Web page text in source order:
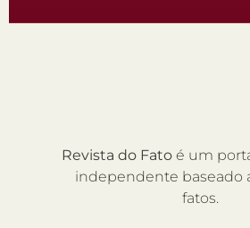
Revista do Fato é um
independente baseado
fatos.